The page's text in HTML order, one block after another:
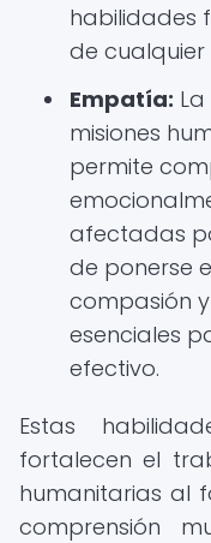
habilidades
de cualquier
Empatía:
misiones
permite
afectadas
de ponerse
compasión
esenciales
efectivo.
Estas
fortalecen el
humanitarias al
comprensión